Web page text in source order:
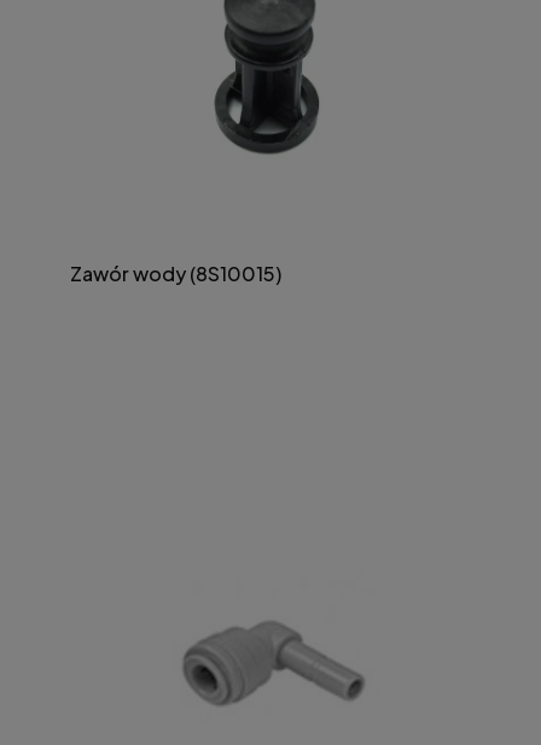
Zawór wody (8S10015)